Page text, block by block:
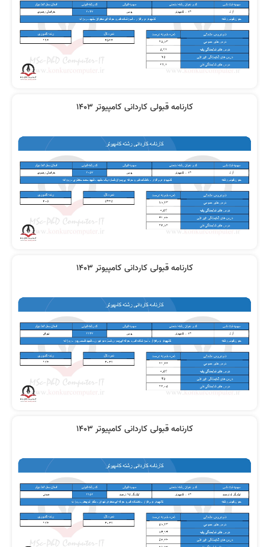
کارنامه قبولی کاردانی کامپیوتر 1403
کارنامه قبولی کاردانی کامپیوتر 1403
کارنامه قبولی کاردانی کامپیوتر 1403